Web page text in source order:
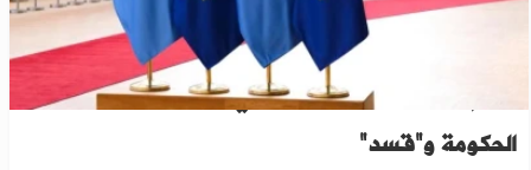
الأمم المتحدة والاتحاد الأوروبي يرحبان باتفاق
الحكومة و"قسد"